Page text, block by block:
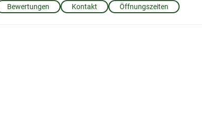
Bewertungen Kontakt Öffnungszeiten